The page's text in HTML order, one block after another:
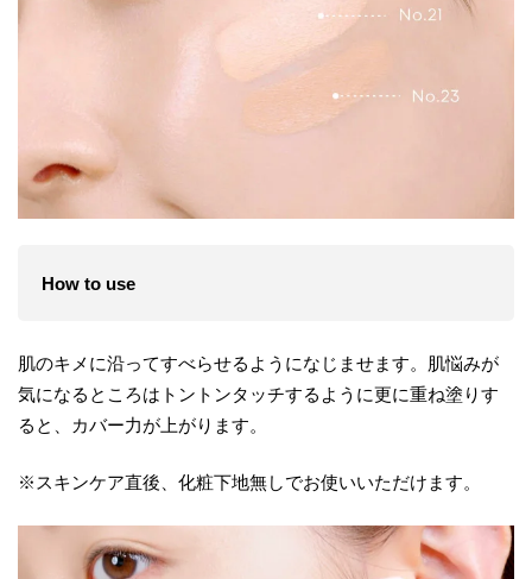
How to use
肌のキメに沿ってすべらせるようになじませます。肌悩みが
気になるところはトントンタッチするように更に重ね塗りす
ると、カバー力が上がります。
※スキンケア直後、化粧下地無しでお使いいただけます。